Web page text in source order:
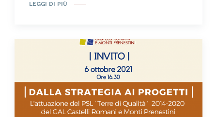
LEGGI DI PIÙ